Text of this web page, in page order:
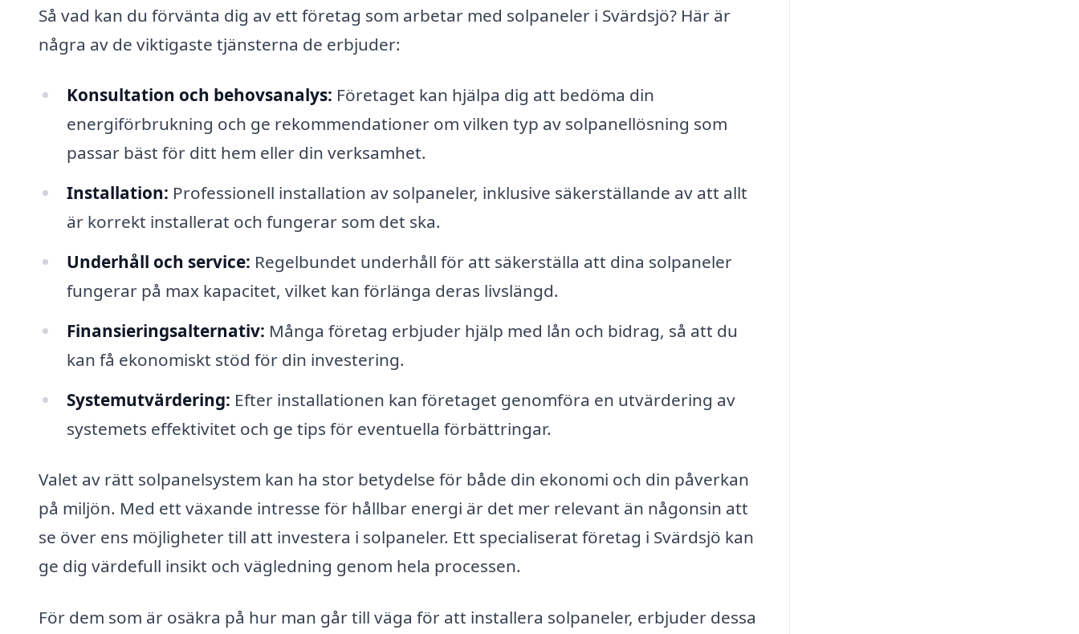
Så vad kan du förvänta dig av ett företag som arbetar med solpaneler i Svärdsjö? Här är
några av de viktigaste tjänsterna de erbjuder:
Konsultation och behovsanalys: Företaget kan hjälpa dig att bedöma din
energiförbrukning och ge rekommendationer om vilken typ av solpanellösning som
passar bäst för ditt hem eller din verksamhet.
Installation: Professionell installation av solpaneler, inklusive säkerställande av att allt
är korrekt installerat och fungerar som det ska.
Underhåll och service: Regelbundet underhåll för att säkerställa att dina solpaneler
fungerar på max kapacitet, vilket kan förlänga deras livslängd.
Finansieringsalternativ: Många företag erbjuder hjälp med lån och bidrag, så att du
kan få ekonomiskt stöd för din investering.
Systemutvärdering: Efter installationen kan företaget genomföra en utvärdering av
systemets effektivitet och ge tips för eventuella förbättringar.
Valet av rätt solpanelsystem kan ha stor betydelse för både din ekonomi och din påverkan
på miljön. Med ett växande intresse för hållbar energi är det mer relevant än någonsin att
se över ens möjligheter till att investera i solpaneler. Ett specialiserat företag i Svärdsjö kan
ge dig värdefull insikt och vägledning genom hela processen.
För dem som är osäkra på hur man går till väga för att installera solpaneler, erbjuder dessa